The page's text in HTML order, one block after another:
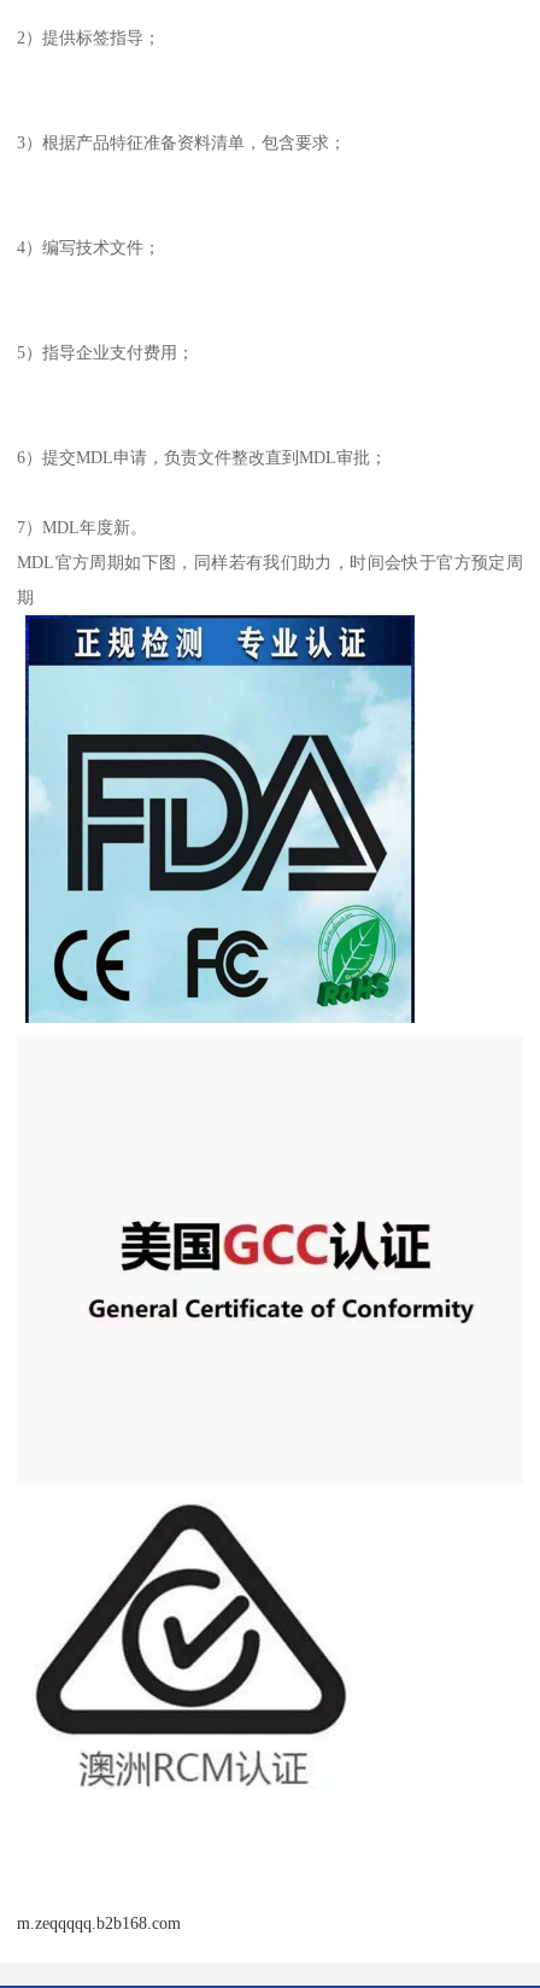
2）提供标签指导；
3）根据产品特征准备资料清单，包含要求；
4）编写技术文件；
5）指导企业支付费用；
6）提交MDL申请，负责文件整改直到MDL审批；
7）MDL年度新。
MDL官方周期如下图，同样若有我们助力，时间会快于官方预定周
期
m.zeqqqqq.b2b168.com